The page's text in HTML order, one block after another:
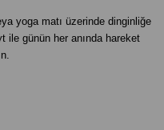
yoga matı üzerinde dinginliğe
ile günün her anında hareket